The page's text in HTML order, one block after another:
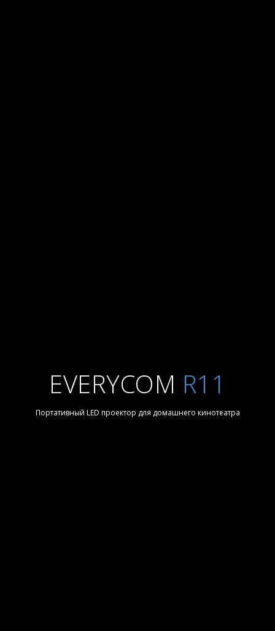
EVERYCOM R11
Портативный LED проектор для домашнего кинотеатра